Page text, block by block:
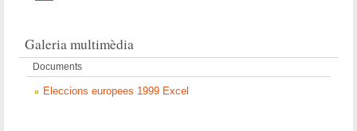
Galeria multimèdia
Documents
Eleccions europees 1999 Excel